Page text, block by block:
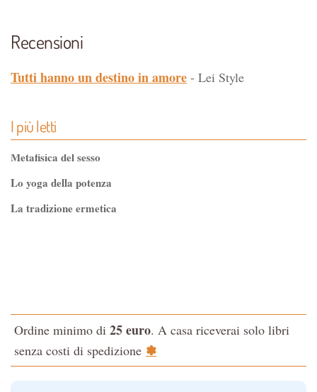
Recensioni
Tutti hanno un destino in amore - Lei Style
I più letti
Metafisica del sesso
Lo yoga della potenza
La tradizione ermetica
La Cabala
Il potere del serpente
Ordine minimo di 25 euro. A casa riceverai solo libri
senza costi di spedizione ✽